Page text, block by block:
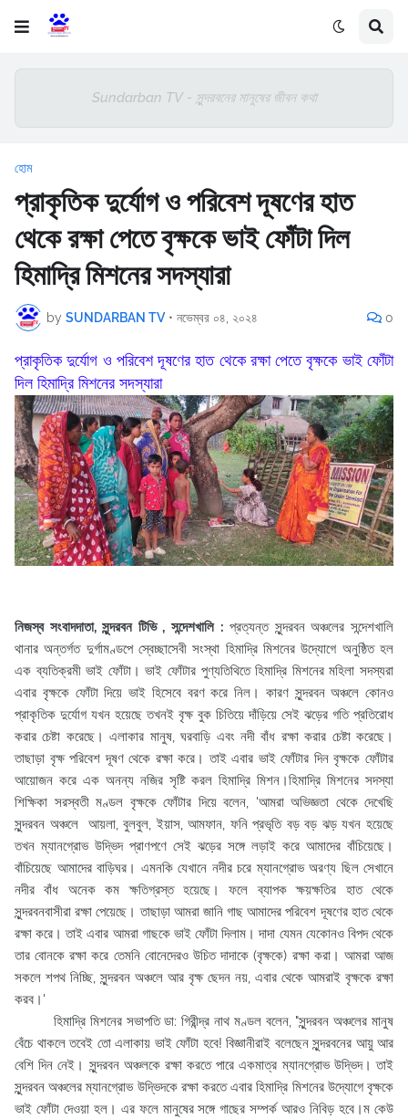
Sundarban TV - সুন্দরবনের মানুষের জীবন কথা
হোম
প্রাকৃতিক দুর্যোগ ও পরিবেশ দূষণের হাত
থেকে রক্ষা পেতে বৃক্ষকে ভাই ফোঁটা দিল
হিমাদ্রি মিশনের সদস্যারা
by SUNDARBAN TV • নভেম্বর ০৪, ২০২৪ 0
প্রাকৃতিক দুর্যোগ ও পরিবেশ দূষণের হাত থেকে রক্ষা পেতে বৃক্ষকে ভাই ফোঁটা
দিল হিমাদ্রি মিশনের সদস্যারা
নিজস্ব সংবাদদাতা, সুন্দরবন টিভি , সন্দেশখালি : প্রত্যন্ত সুন্দরবন অঞ্চলের সন্দেশখালি
থানার অন্তর্গত দুর্গামণ্ডপে স্বেচ্ছাসেবী সংস্থা হিমাদ্রি মিশনের উদ্যোগে অনুষ্ঠিত হল
এক ব্যতিক্রমী ভাই ফোঁটা। ভাই ফোঁটার পুণ্যতিথিতে হিমাদ্রি মিশনের মহিলা সদস্যরা
এবার বৃক্ষকে ফোঁটা দিয়ে ভাই হিসেবে বরণ করে নিল। কারণ সুন্দরবন অঞ্চলে কোনও
প্রাকৃতিক দুর্যোগ যখন হয়েছে তখনই বৃক্ষ বুক চিতিয়ে দাঁড়িয়ে সেই ঝড়ের গতি প্রতিরোধ
করার চেষ্টা করেছে। এলাকার মানুষ, ঘরবাড়ি এবং নদী বাঁধ রক্ষা করার চেষ্টা করেছে।
তাছাড়া বৃক্ষ পরিবেশ দূষণ থেকে রক্ষা করে। তাই এবার ভাই ফোঁটার দিন বৃক্ষকে ফোঁটার
আয়োজন করে এক অনন্য নজির সৃষ্টি করল হিমাদ্রি মিশন।হিমাদ্রি মিশনের সদস্যা
শিক্ষিকা সরস্বতী মণ্ডল বৃক্ষকে ফোঁটার দিয়ে বলেন, 'আমরা অভিজ্ঞতা থেকে দেখেছি
সুন্দরবন অঞ্চলে আয়লা, বুলবুল, ইয়াস, আমফান, ফনি প্রভৃতি বড় বড় ঝড় যখন হয়েছে
তখন ম্যানগ্রোভ উদ্ভিদ প্রাণপণে সেই ঝড়ের সঙ্গে লড়াই করে আমাদের বাঁচিয়েছে।
বাঁচিয়েছে আমাদের বাড়িঘর। এমনকি যেখানে নদীর চরে ম্যানগ্রোভ অরণ্য ছিল সেখানে
নদীর বাঁধ অনেক কম ক্ষতিগ্রস্ত হয়েছে। ফলে ব্যাপক ক্ষয়ক্ষতির হাত থেকে
সুন্দরবনবাসীরা রক্ষা পেয়েছে। তাছাড়া আমরা জানি গাছ আমাদের পরিবেশ দূষণের হাত থেকে
রক্ষা করে। তাই এবার আমরা গাছকে ভাই ফোঁটা দিলাম। দাদা যেমন যেকোনও বিপদ থেকে
তার বোনকে রক্ষা করে তেমনি বোনেদেরও উচিত দাদাকে (বৃক্ষকে) রক্ষা করা। আমরা আজ
সকলে শপথ নিচ্ছি, সুন্দরবন অঞ্চলে আর বৃক্ষ ছেদন নয়, এবার থেকে আমরাই বৃক্ষকে রক্ষা
করব।'
হিমাদ্রি মিশনের সভাপতি ডা: গিরীন্দ্র নাথ মণ্ডল বলেন, "সুন্দরবন অঞ্চলের মানুষ
বেঁচে থাকলে তবেই তো এলাকায় ভাই ফোঁটা হবে! বিজ্ঞানীরাই বলেছেন সুন্দরবনের আয়ু আর
বেশি দিন নেই। সুন্দরবন অঞ্চলকে রক্ষা করতে পারে একমাত্র ম্যানগ্রোভ উদ্ভিদ। তাই
সুন্দরবন অঞ্চলের ম্যানগ্রোভ উদ্ভিদকে রক্ষা করতে এবার হিমাদ্রি মিশনের উদ্যোগে বৃক্ষকে
ভাই ফোঁটা দেওয়া হল। এর ফলে মানুষের সঙ্গে গাছের সম্পর্ক আরও নিবিড় হবে।ম কেউ